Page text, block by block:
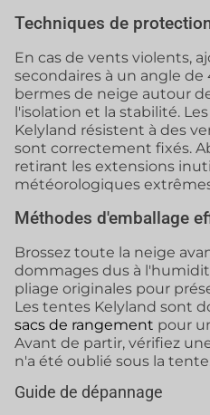
Techniques de
En cas de vents violents,
secondaires à un angle de
bermes de neige autour
l'isolation et la stabilité.
Kelyland résistent à des
sont correctement fixés.
retirant les extensions
météorologiques
Méthodes d'emballage
Brossez toute la neige
dommages dus à
pliage originales pour
Les tentes Kelyland sont
sacs de rangement pour
Avant de partir, vérifiez
n'a été oublié sous la
Guide de dépannage